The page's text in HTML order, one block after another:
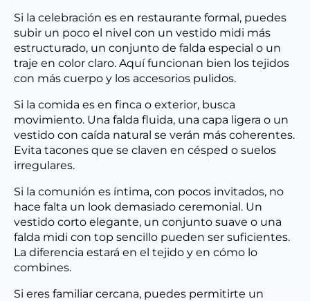
Si la celebración es en restaurante formal, puedes
subir un poco el nivel con un vestido midi más
estructurado, un conjunto de falda especial o un
traje en color claro. Aquí funcionan bien los tejidos
con más cuerpo y los accesorios pulidos.
Si la comida es en finca o exterior, busca
movimiento. Una falda fluida, una capa ligera o un
vestido con caída natural se verán más coherentes.
Evita tacones que se claven en césped o suelos
irregulares.
Si la comunión es íntima, con pocos invitados, no
hace falta un look demasiado ceremonial. Un
vestido corto elegante, un conjunto suave o una
falda midi con top sencillo pueden ser suficientes.
La diferencia estará en el tejido y en cómo lo
combines.
Si eres familiar cercana, puedes permitirte un